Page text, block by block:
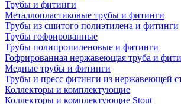
Трубы и фитинги
Металлопластиковые трубы и фитинги
Трубы из сшитого полиэтилена и фитинги
Трубы гофрированные
Трубы полипропиленовые и фитинги
Гофрированная нержавеющая труба и
Медные трубы и фитинги
Трубы и пресс фитинги из нержавеющей
Коллекторы и комплектующие
Коллекторы и комплектующие Stout